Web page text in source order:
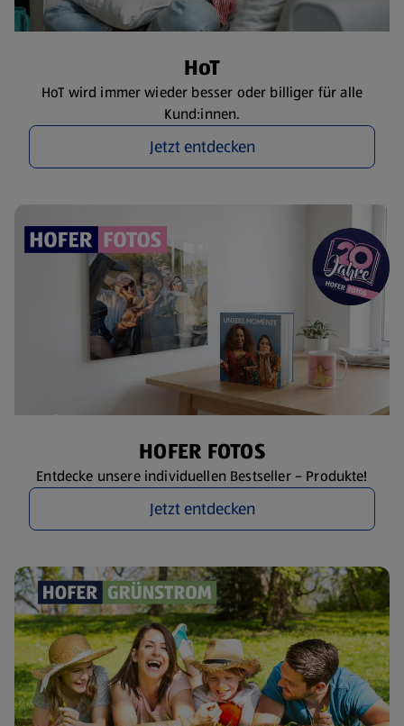
HoT
HoT wird immer wieder besser oder billiger für alle
Kund:innen.
Jetzt entdecken
HOFER FOTOS
Entdecke unsere individuellen Bestseller – Produkte!
Jetzt entdecken